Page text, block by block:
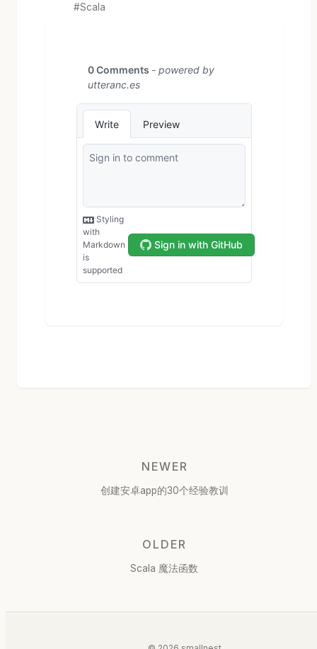
Scala
NEWER
创建安卓app的30个经验教训
OLDER
Scala 魔法函数